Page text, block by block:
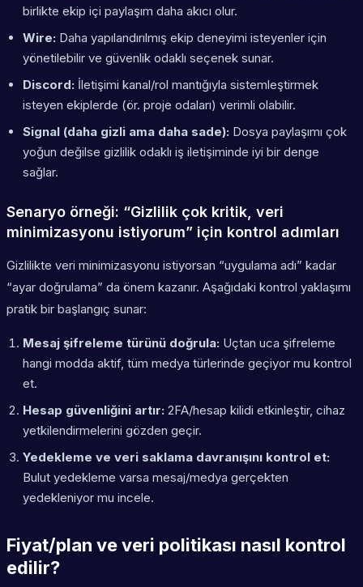
birlikte ekip içi paylaşım daha akıcı olur.
Wire: Daha yapılandırılmış ekip deneyimi isteyenler için
yönetilebilir ve güvenlik odaklı seçenek sunar.
Discord: İletişimi kanal/rol mantığıyla sistemleştirmek
isteyen ekiplerde (ör. proje odaları) verimli olabilir.
Signal (daha gizli ama daha sade): Dosya paylaşımı çok
yoğun değilse gizlilik odaklı iş iletişiminde iyi bir denge
sağlar.
Senaryo örneği: “Gizlilik çok kritik, veri
minimizasyonu istiyorum” için kontrol adımları
Gizlilikte veri minimizasyonu istiyorsan “uygulama adı” kadar
“ayar doğrulama” da önem kazanır. Aşağıdaki kontrol yaklaşımı
pratik bir başlangıç sunar:
Mesaj şifreleme türünü doğrula: Uçtan uca şifreleme
hangi modda aktif, tüm medya türlerinde geçiyor mu kontrol
et.
Hesap güvenliğini artır: 2FA/hesap kilidi etkinleştir, cihaz
yetkilendirmelerini gözden geçir.
Yedekleme ve veri saklama davranışını kontrol et:
Bulut yedekleme varsa mesaj/medya gerçekten
yedekleniyor mu incele.
Fiyat/plan ve veri politikası nasıl kontrol
edilir?